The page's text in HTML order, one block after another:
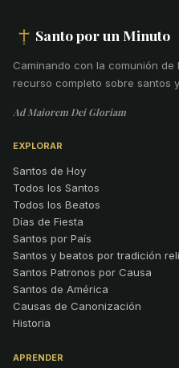
Santo por un Minuto
Caminando con la comunión de
recurso completo sobre santos
Ad Maiorem Dei Gloriam
EXPLORAR
Santos de Hoy
Todos los Santos
Todos los Beatos
Días de Fiesta
Santos por País
Santos y beatos por tradición
Santos Patronos por Causa
Santos de América
Causas de Canonización
Historia
APRENDER